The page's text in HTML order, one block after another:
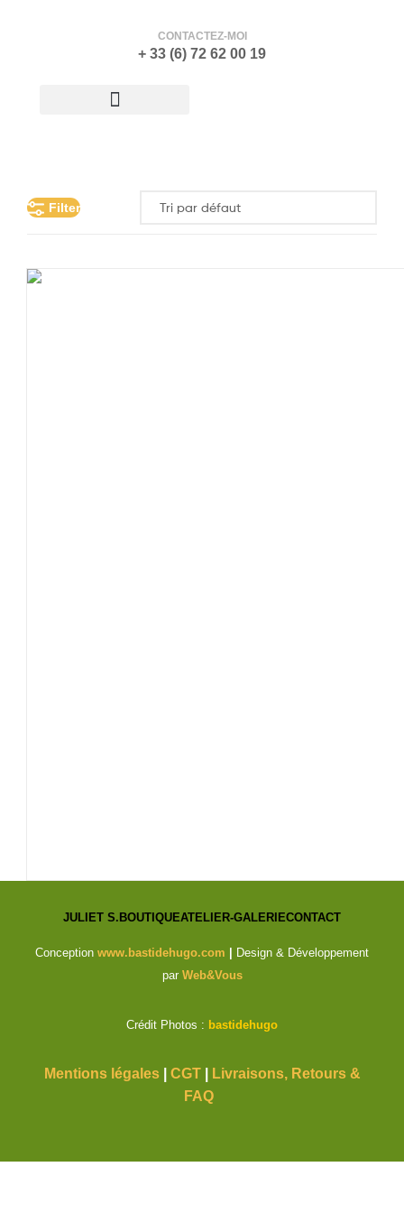
CONTACTEZ-MOI
+ 33 (6) 72 62 00 19
Filter
JULIET S. BOUTIQUEATELIER-GALERIECONTACT
Conception www.bastidehugo.com
Design & Développement
par Web&Vous
Crédit Photos : bastidehugo
Mentions légales| CGT|
Livraisons, Retours &
FAQ